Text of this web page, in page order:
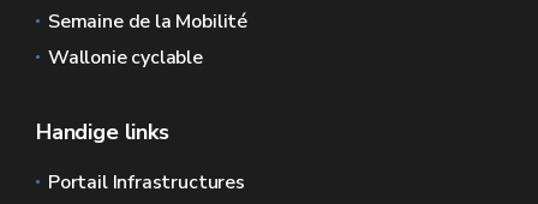
Semaine de la Mobilité
Wallonie cyclable
Handige links
Portail Infrastructures